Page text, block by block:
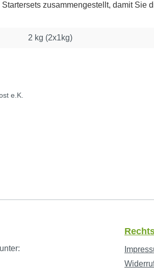
zusammengestellt, damit
2 kg (2x1kg)
e.K.